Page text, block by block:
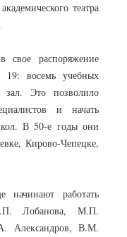
театра
распоряжение
19: восемь учебных
зал. Это позволило
и начать
В 50-е годы они
Кирово-Чепецке,
работать
Лобанова, М.П.
Александров, В.М.